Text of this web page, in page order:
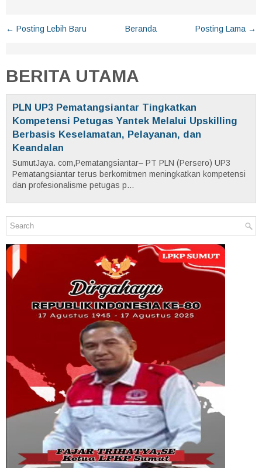
← Posting Lebih Baru Posting Lama →
Beranda
BERITA UTAMA
PLN UP3 Pematangsiantar Tingkatkan
Kompetensi Petugas Yantek Melalui Upskilling
Berbasis Keselamatan, Pelayanan, dan
Keandalan
SumutJaya. com,Pematangsiantar– PT PLN (Persero) UP3
Pematangsiantar terus berkomitmen meningkatkan kompetensi
dan profesionalisme petugas p...